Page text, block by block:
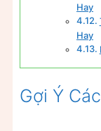
Hay
Hay
Gợi Ý